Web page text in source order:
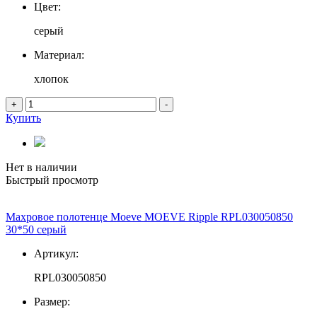
Цвет:
серый
Материал:
хлопок
+ -
Купить
Нет в наличии
Быстрый просмотр
Махровое полотенце Moeve MOEVE Ripple RPL030050850
30*50 серый
Артикул:
RPL030050850
Размер: